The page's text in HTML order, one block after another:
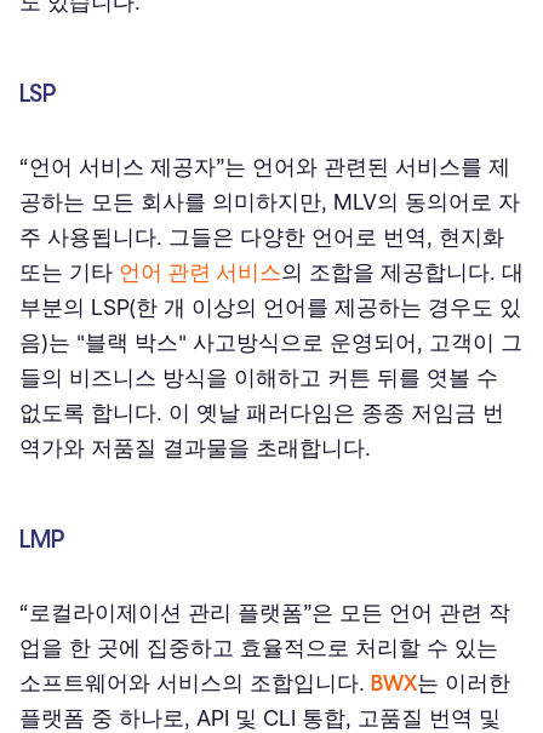
LSP
“언어 서비스 제공자”는 언어와 관련된 서비스를 제
공하는 모든 회사를 의미하지만, MLV의 동의어로 자
주 사용됩니다. 그들은 다양한 언어로 번역, 현지화
또는 기타 언어 관련 서비스의 조합을 제공합니다. 대
부분의 LSP(한 개 이상의 언어를 제공하는 경우도 있
음)는 "블랙 박스" 사고방식으로 운영되어, 고객이 그
들의 비즈니스 방식을 이해하고 커튼 뒤를 엿볼 수
없도록 합니다. 이 옛날 패러다임은 종종 저임금 번
역가와 저품질 결과물을 초래합니다.
LMP
“로컬라이제이션 관리 플랫폼”은 모든 언어 관련 작
업을 한 곳에 집중하고 효율적으로 처리할 수 있는
소프트웨어와 서비스의 조합입니다. BWX는 이러한
플랫폼 중 하나로, API 및 CLI 통합, 고품질 번역 및